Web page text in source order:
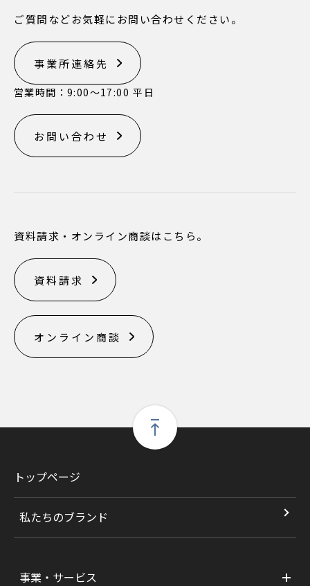
ご質問などお気軽にお問い合わせください。
事業所連絡先
営業時間：9:00〜17:00 平日
お問い合わせ
資料請求・オンライン商談はこちら。
資料請求
オンライン商談
トップページ
私たちのブランド
事業・サービス